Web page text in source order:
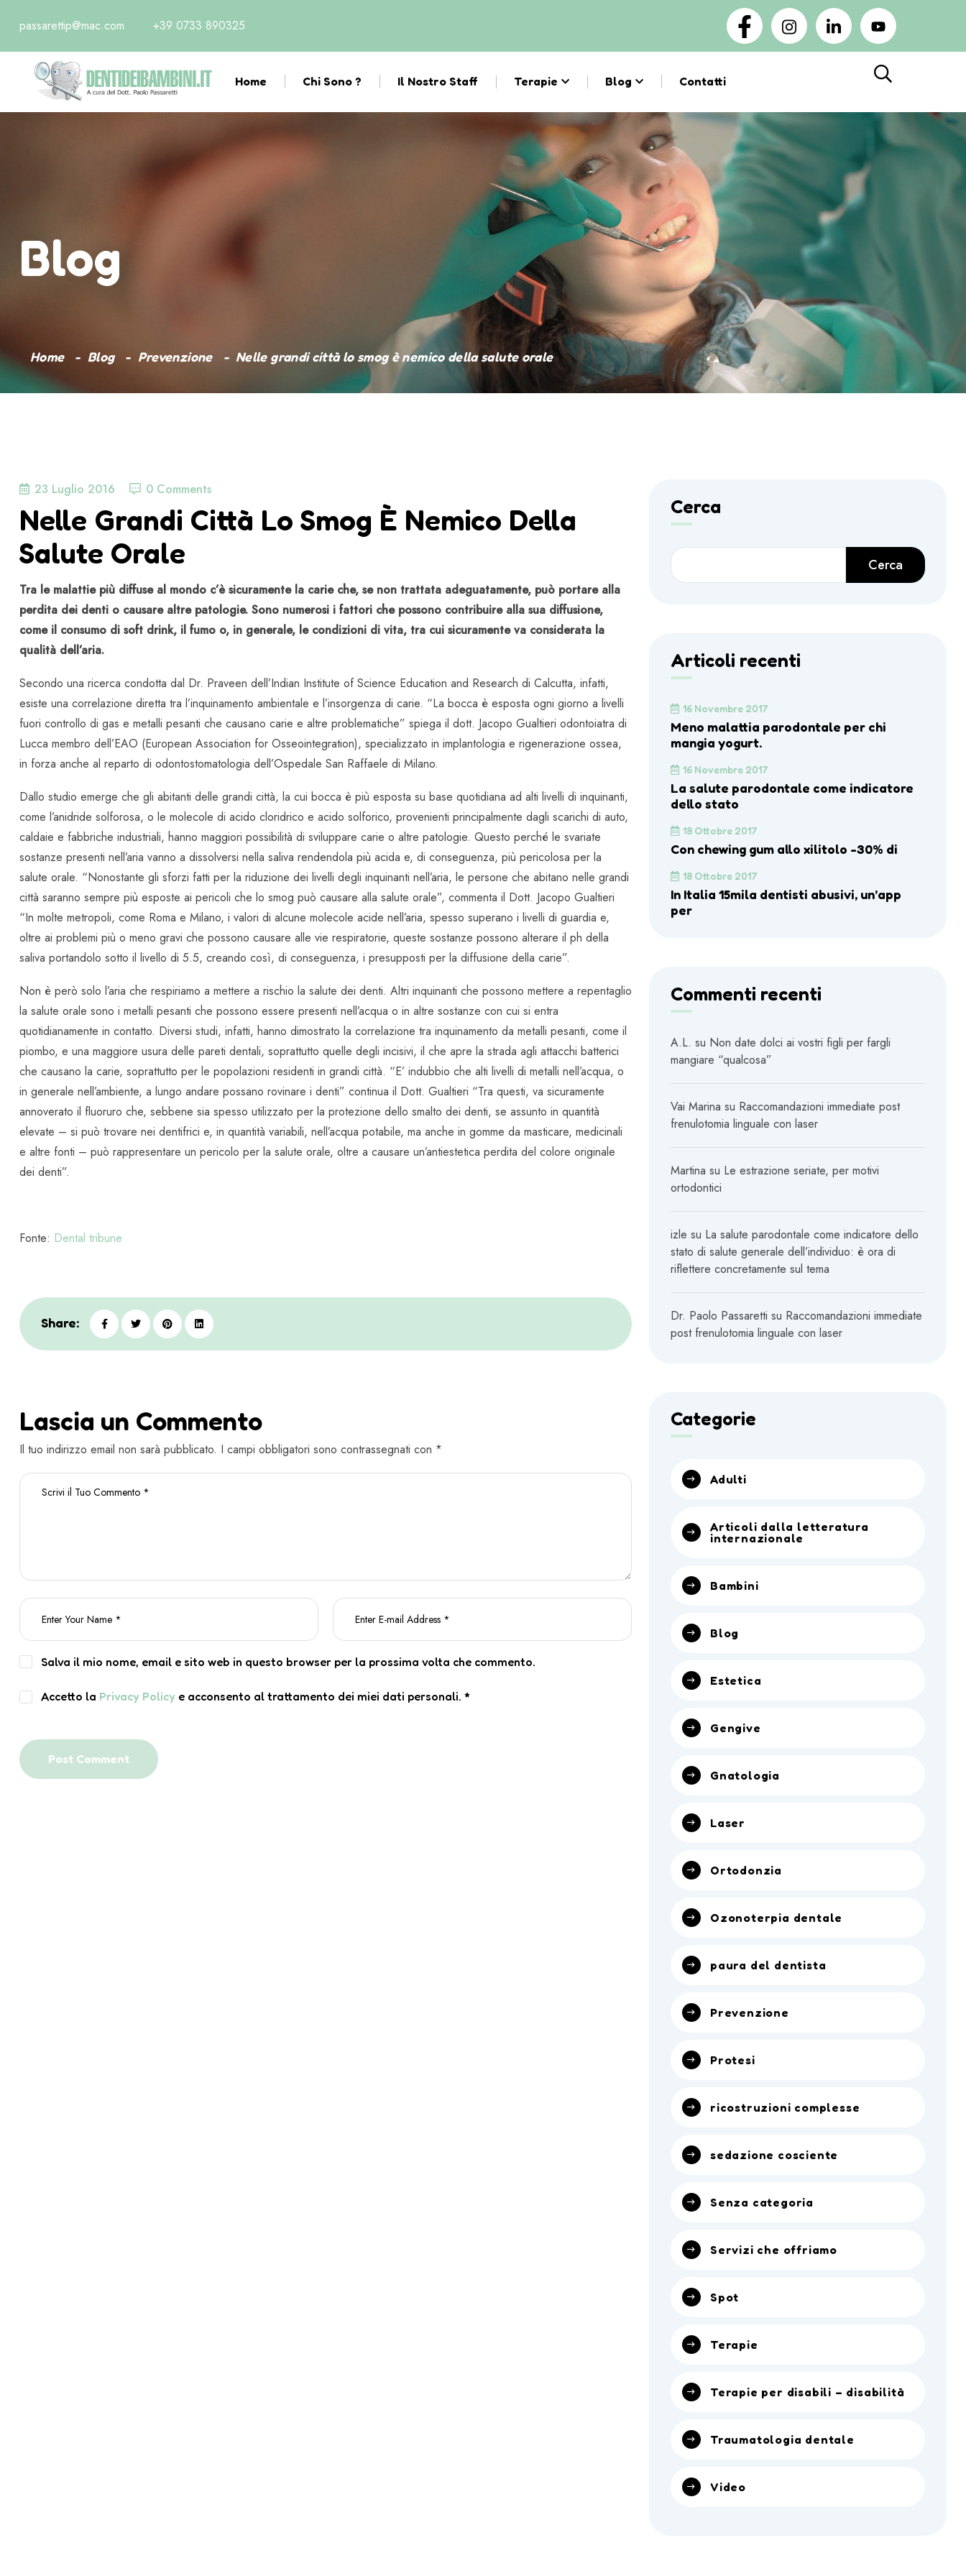
passarettip@mac.com +39 0733 890325
Home Chi Sono ? Il Nostro Staff Terapie Blog Contatti
Blog
Home Blog Prevenzione Nelle grandi città lo smog è nemico della salute orale
23 Luglio 2016 0 Comments
Nelle Grandi Città Lo Smog È Nemico Della
Salute Orale
Tra le malattie più diffuse al mondo c’è sicuramente la carie che, se non trattata adeguatamente, può portare alla
perdita dei denti o causare altre patologie. Sono numerosi i fattori che possono contribuire alla sua diffusione,
come il consumo di soft drink, il fumo o, in generale, le condizioni di vita, tra cui sicuramente va considerata la
qualità dell’aria.
Secondo una ricerca condotta dal Dr. Praveen dell’Indian Institute of Science Education and Research di Calcutta, infatti,
esiste una correlazione diretta tra l’inquinamento ambientale e l’insorgenza di carie. “La bocca è esposta ogni giorno a livelli
fuori controllo di gas e metalli pesanti che causano carie e altre problematiche” spiega il dott. Jacopo Gualtieri odontoiatra di
Lucca membro dell’EAO (European Association for Osseointegration), specializzato in implantologia e rigenerazione ossea,
in forza anche al reparto di odontostomatologia dell’Ospedale San Raffaele di Milano.
Dallo studio emerge che gli abitanti delle grandi città, la cui bocca è più esposta su base quotidiana ad alti livelli di inquinanti,
come l’anidride solforosa, o le molecole di acido cloridrico e acido solforico, provenienti principalmente dagli scarichi di auto,
caldaie e fabbriche industriali, hanno maggiori possibilità di sviluppare carie o altre patologie. Questo perché le svariate
sostanze presenti nell’aria vanno a dissolversi nella saliva rendendola più acida e, di conseguenza, più pericolosa per la
salute orale. “Nonostante gli sforzi fatti per la riduzione dei livelli degli inquinanti nell’aria, le persone che abitano nelle grandi
città saranno sempre più esposte ai pericoli che lo smog può causare alla salute orale”, commenta il Dott. Jacopo Gualtieri
“In molte metropoli, come Roma e Milano, i valori di alcune molecole acide nell’aria, spesso superano i livelli di guardia e,
oltre ai problemi più o meno gravi che possono causare alle vie respiratorie, queste sostanze possono alterare il ph della
saliva portandolo sotto il livello di 5.5, creando così, di conseguenza, i presupposti per la diffusione della carie”.
Non è però solo l’aria che respiriamo a mettere a rischio la salute dei denti. Altri inquinanti che possono mettere a repentaglio
la salute orale sono i metalli pesanti che possono essere presenti nell’acqua o in altre sostanze con cui si entra
quotidianamente in contatto. Diversi studi, infatti, hanno dimostrato la correlazione tra inquinamento da metalli pesanti, come il
piombo, e una maggiore usura delle pareti dentali, soprattutto quelle degli incisivi, il che apre la strada agli attacchi batterici
che causano la carie, soprattutto per le popolazioni residenti in grandi città. “E’ indubbio che alti livelli di metalli nell’acqua, o
in generale nell’ambiente, a lungo andare possano rovinare i denti” continua il Dott. Gualtieri “Tra questi, va sicuramente
annoverato il fluoruro che, sebbene sia spesso utilizzato per la protezione dello smalto dei denti, se assunto in quantità
elevate – si può trovare nei dentifrici e, in quantità variabili, nell’acqua potabile, ma anche in gomme da masticare, medicinali
e altre fonti – può rappresentare un pericolo per la salute orale, oltre a causare un’antiestetica perdita del colore originale
dei denti”.
Fonte: Dental tribune
Share:
Lascia un Commento
Il tuo indirizzo email non sarà pubblicato. I campi obbligatori sono contrassegnati con *
Salva il mio nome, email e sito web in questo browser per la prossima volta che commento.
Accetto la Privacy Policy e acconsento al trattamento dei miei dati personali. *
Post Comment
Cerca
Cerca
Articoli recenti
16 Novembre 2017
Meno malattia parodontale per chi
mangia yogurt.
16 Novembre 2017
La salute parodontale come indicatore
dello stato
18 Ottobre 2017
Con chewing gum allo xilitolo -30% di
18 Ottobre 2017
In Italia 15mila dentisti abusivi, un’app
per
Commenti recenti
A.L. su Non date dolci ai vostri figli per fargli
mangiare “qualcosa”
Vai Marina su Raccomandazioni immediate post
frenulotomia linguale con laser
Martina su Le estrazione seriate, per motivi
ortodontici
izle su La salute parodontale come indicatore dello
stato di salute generale dell’individuo: è ora di
riflettere concretamente sul tema
Dr. Paolo Passaretti su Raccomandazioni immediate
post frenulotomia linguale con laser
Categorie
Adulti
Articoli dalla letteratura
internazionale
Bambini
Blog
Estetica
Gengive
Gnatologia
Laser
Ortodonzia
Ozonoterpia dentale
paura del dentista
Prevenzione
Protesi
ricostruzioni complesse
sedazione cosciente
Senza categoria
Servizi che offriamo
Spot
Terapie
Terapie per disabili – disabilità
Traumatologia dentale
Video